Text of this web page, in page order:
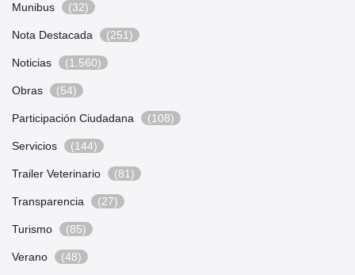
Munibus (32)
Nota Destacada (251)
Noticias (1.560)
Obras (54)
Participación Ciudadana (108)
Servicios (144)
Trailer Veterinario (81)
Transparencia (27)
Turismo (85)
Verano (48)